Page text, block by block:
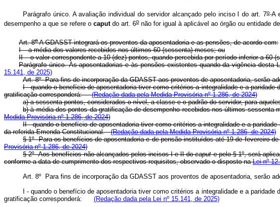
Parágrafo único. A avaliação individual do servidor alcançado pelo inciso I do art. 7o-A
desempenho a que se refere o caputdo art. 6o não for igual à aplicável ao órgão ou
Art. 8oA GDASST integrará os proventos da aposentadoria e as pensões, de acordo com:
I – a média dos valores recebidos nos últimos 60 (sessenta) meses; ou
II – o valor correspondente a 10 (dez) pontos, quando percebida por período inferior a 60
Parágrafo único. Às aposentadorias e às pensões existentes quando da vigência
15.141, de 2025)
Art. 8º Para fins de incorporação da GDASST aos proventos de aposentadoria,
I - quando o benefício de aposentadoria tiver como critérios a integralidade e a paridade
gratificação corresponderá:(Redação dada pela Medida Provisória nº 1.286, de 2024)
a) a sessenta pontos, considerados o nível, a classe e o padrão do servidor, para
b) à média dos pontos da gratificação de desempenho recebidos nos últimos
Medida Provisória nº 1.286, de 2024)
II - quando o benefício de aposentadoria tiver como critérios a integralidade e a
da referida Emenda Constitucional.(Redação dada pela Medida Provisória nº 1.286, de 2024)
§ 1º Para os benefícios de aposentadoria e de pensão instituídos até 19 de
Provisória nº 1.286, de 2024)
§ 2º Aos benefícios não alcançados pelos incisos I e II docapute pelo § 1º, será
conforme a data de cumprimento dos respectivos requisitos, observado o disposto naLei nº
Art. 8º Para fins de incorporação da GDASST aos proventos de aposentadoria, serão
I - quando o benefício de aposentadoria tiver como critérios a integralidade e a paridade
gratificação corresponderá:
(Redação dada pela Lei nº 15.141, de 2025)